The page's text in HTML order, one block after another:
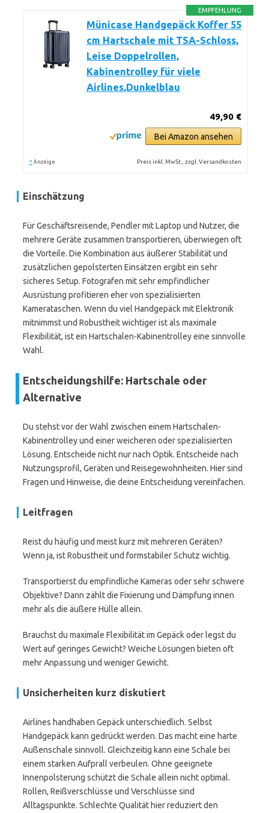
EMPFEHLUNG
Münicase Handgepäck Koffer 55
cm Hartschale mit TSA-Schloss,
Leise Doppelrollen,
Kabinentrolley für viele
Airlines,Dunkelblau
49,90 €
Bei Amazon ansehen
* Anzeige Preis inkl. MwSt., zzgl. Versandkosten
Einschätzung
Für Geschäftsreisende, Pendler mit Laptop und Nutzer, die
mehrere Geräte zusammen transportieren, überwiegen oft
die Vorteile. Die Kombination aus äußerer Stabilität und
zusätzlichen gepolsterten Einsätzen ergibt ein sehr
sicheres Setup. Fotografen mit sehr empfindlicher
Ausrüstung profitieren eher von spezialisierten
Kamerataschen. Wenn du viel Handgepäck mit Elektronik
mitnimmst und Robustheit wichtiger ist als maximale
Flexibilität, ist ein Hartschalen-Kabinentrolley eine sinnvolle
Wahl.
Entscheidungshilfe: Hartschale oder
Alternative
Du stehst vor der Wahl zwischen einem Hartschalen-
Kabinentrolley und einer weicheren oder spezialisierten
Lösung. Entscheide nicht nur nach Optik. Entscheide nach
Nutzungsprofil, Geräten und Reisegewohnheiten. Hier sind
Fragen und Hinweise, die deine Entscheidung vereinfachen.
Leitfragen
Reist du häufig und meist kurz mit mehreren Geräten?
Wenn ja, ist Robustheit und formstabiler Schutz wichtig.
Transportierst du empfindliche Kameras oder sehr schwere
Objektive? Dann zählt die Fixierung und Dämpfung innen
mehr als die äußere Hülle allein.
Brauchst du maximale Flexibilität im Gepäck oder legst du
Wert auf geringes Gewicht? Weiche Lösungen bieten oft
mehr Anpassung und weniger Gewicht.
Unsicherheiten kurz diskutiert
Airlines handhaben Gepäck unterschiedlich. Selbst
Handgepäck kann gedrückt werden. Das macht eine harte
Außenschale sinnvoll. Gleichzeitig kann eine Schale bei
einem starken Aufprall verbeulen. Ohne geeignete
Innenpolsterung schützt die Schale allein nicht optimal.
Rollen, Reißverschlüsse und Verschlüsse sind
Alltagspunkte. Schlechte Qualität hier reduziert den